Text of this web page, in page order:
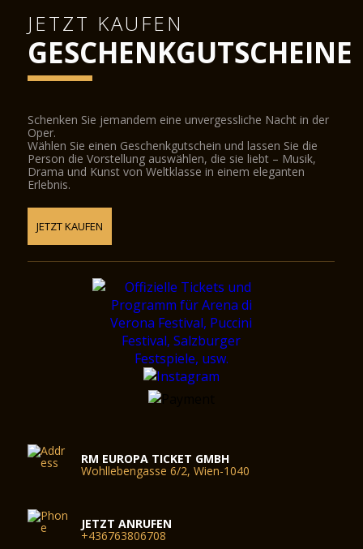
JETZT KAUFEN
GESCHENKGUTSCHEINE
Schenken Sie jemandem eine unvergessliche Nacht in der
Oper.
Wählen Sie einen Geschenkgutschein und lassen Sie die
Person die Vorstellung auswählen, die sie liebt – Musik,
Drama und Kunst von Weltklasse in einem eleganten
Erlebnis.
JETZT KAUFEN
RM EUROPA TICKET GMBH
Wohllebengasse 6/2, Wien-1040
JETZT ANRUFEN
+436763806708